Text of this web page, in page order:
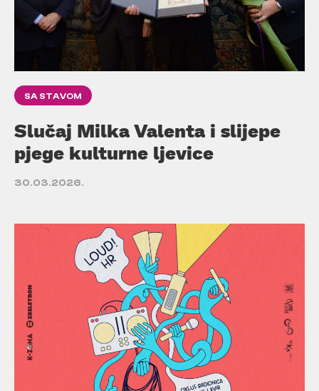
SA STAVOM
Slučaj Milka Valenta i slijepe
pjege kulturne ljevice
30.03.2026.